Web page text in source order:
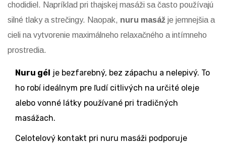
chodidiel. Napríklad pri thajskej masáži sa často používajú
silné tlaky a strečingy. Naopak, nuru masáž je jemnejšia a
cieli na vytvorenie maximálneho relaxačného a intímneho
prostredia.
Nuru gél je bezfarebný, bez zápachu a nelepivý. To
ho robí ideálnym pre ľudí citlivých na určité oleje
alebo vonné látky používané pri tradičných
masážach.
Celotelový kontakt pri nuru masáži podporuje